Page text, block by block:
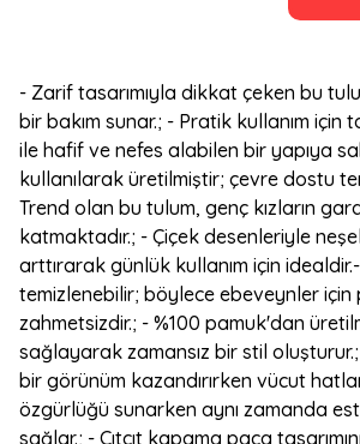
- Zarif tasarımıyla dikkat çeken bu
bir bakım sunar.; - Pratik kullanım için
ile hafif ve nefes alabilen bir yapıya
kullanılarak üretilmiştir; çevre dostu
Trend olan bu tulum, genç kızların
katmaktadır.; - Çiçek desenleriyle
arttırarak günlük kullanım için
temizlenebilir; böylece ebeveynler için
zahmetsizdir.; - %100 pamuk'dan
sağlayarak zamansız bir stil
bir görünüm kazandırırken vücut
özgürlüğü sunarken aynı zamanda
sağlar.; - Çıtçıt kapama paça